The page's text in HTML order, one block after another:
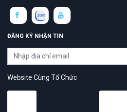
ĐĂNG KÝ NHẬN TIN
Website Cùng Tổ Chức